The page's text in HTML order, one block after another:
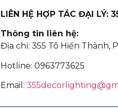
LIÊN HỆ HỢP TÁC ĐẠI LÝ:
Thông tin liên hệ:
Địa chỉ: 355 Tô Hiến Thành,
Hotline: 0963773625
Email: